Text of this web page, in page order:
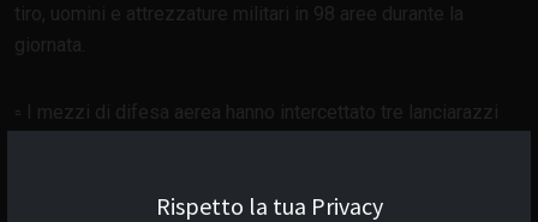
Rispetto la tua Privacy
tiro, uomini e attrezzature militari in 98 aree durante la
giornata.
▫️ I mezzi di difesa aerea hanno intercettato tre lanciarazzi
di Tavolzhanka, Zhovtnevoye nella regione di Kharkiv,